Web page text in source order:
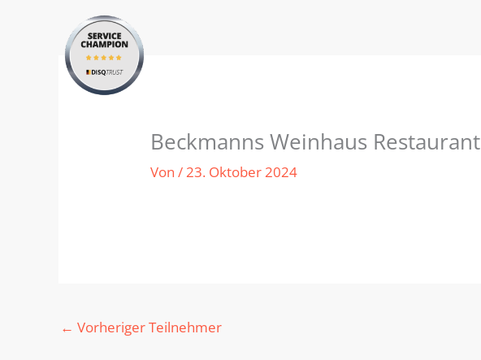
Beckmanns Weinhaus Restaurant
Von/23. Oktober 2024
← Vorheriger Teilnehmer